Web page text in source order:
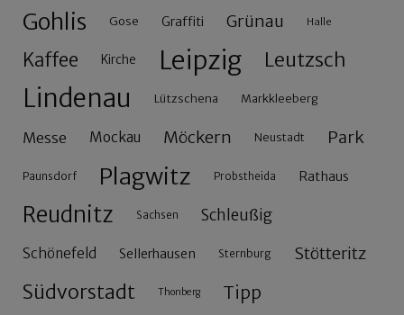
Gohlis Gose Graffiti Grünau Halle
Kaffee Kirche Leipzig Leutzsch
Lindenau Lützschena Markkleeberg
Messe Mockau Möckern Neustadt Park
Paunsdorf Plagwitz Probstheida Rathaus
Reudnitz Sachsen Schleußig
Schönefeld Sellerhausen Sternburg Stötteritz
Südvorstadt Thonberg Tipp